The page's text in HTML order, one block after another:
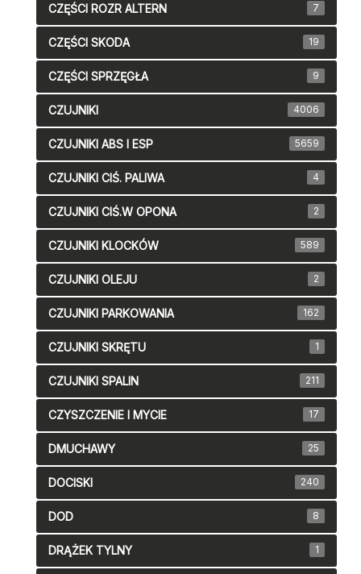
CZĘŚCI ROZR ALTERN 7
CZĘŚCI SKODA 19
CZĘŚCI SPRZĘGŁA 9
CZUJNIKI 4006
CZUJNIKI ABS I ESP 5659
CZUJNIKI CIŚ. PALIWA 4
CZUJNIKI CIŚ.W OPONA 2
CZUJNIKI KLOCKÓW 589
CZUJNIKI OLEJU 2
CZUJNIKI PARKOWANIA 162
CZUJNIKI SKRĘTU 1
CZUJNIKI SPALIN 211
CZYSZCZENIE I MYCIE 17
DMUCHAWY 25
DOCISKI 240
DOD 8
DRĄŻEK TYLNY 1